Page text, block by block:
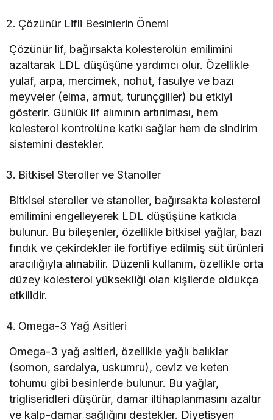
Çözünür Lifli Besinlerin Önemi
Çözünür lif, bağırsakta kolesterolün emilimini
azaltarak LDL düşüşüne yardımcı olur. Özellikle
yulaf, arpa, mercimek, nohut, fasulye ve bazı
meyveler (elma, armut, turunçgiller) bu etkiyi
gösterir. Günlük lif alımının artırılması, hem
kolesterol kontrolüne katkı sağlar hem de sindirim
sistemini destekler.
Bitkisel Steroller ve Stanoller
Bitkisel steroller ve stanoller, bağırsakta kolesterol
emilimini engelleyerek LDL düşüşüne katkıda
bulunur. Bu bileşenler, özellikle bitkisel yağlar, bazı
fındık ve çekirdekler ile fortifiye edilmiş süt ürünleri
aracılığıyla alınabilir. Düzenli kullanım, özellikle orta
düzey kolesterol yüksekliği olan kişilerde oldukça
etkilidir.
Omega-3 Yağ Asitleri
Omega-3 yağ asitleri, özellikle yağlı balıklar
(somon, sardalya, uskumru), ceviz ve keten
tohumu gibi besinlerde bulunur. Bu yağlar,
trigliseridleri düşürür, damar iltihaplanmasını azaltır
ve kalp-damar sağlığını destekler. Diyetisyen